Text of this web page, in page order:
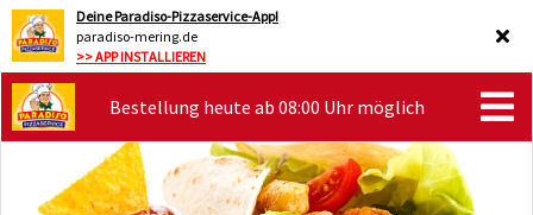
Deine Paradiso-Pizzaservice-App!
paradiso-mering.de
>> APP INSTALLIEREN
Bestellung heute ab 08:00 Uhr möglich